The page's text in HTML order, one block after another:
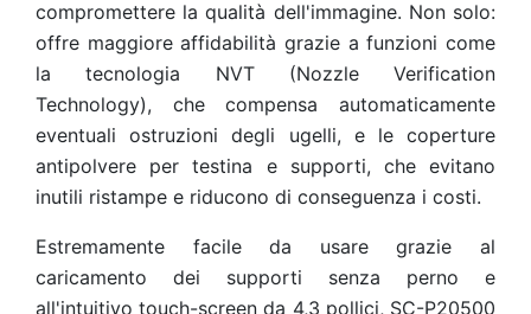
compromettere la qualità dell'immagine. Non solo:
offre maggiore affidabilità grazie a funzioni come
la tecnologia NVT (Nozzle Verification
Technology), che compensa automaticamente
eventuali ostruzioni degli ugelli, e le coperture
antipolvere per testina e supporti, che evitano
inutili ristampe e riducono di conseguenza i costi.
Estremamente facile da usare grazie al
caricamento dei supporti senza perno e
all'intuitivo touch-screen da 4,3 pollici, SC-P20500